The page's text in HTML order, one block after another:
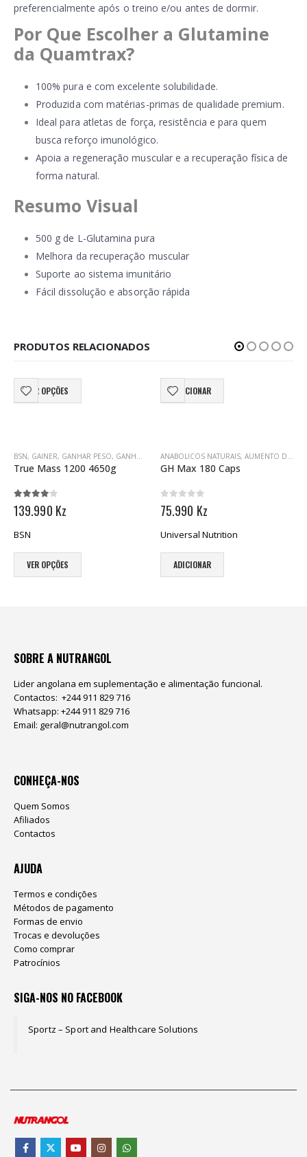
preferencialmente após o treino e/ou antes de dormir.
Por Que Escolher a Glutamine
da Quamtrax?
100% pura e com excelente solubilidade.
Produzida com matérias-primas de qualidade premium.
Ideal para atletas de força, resistência e para quem
busca reforço imunológico.
Apoia a regeneração muscular e a recuperação física de
forma natural.
Resumo Visual
500 g de L-Glutamina pura
Melhora da recuperação muscular
Suporte ao sistema imunitário
Fácil dissolução e absorção rápida
PRODUTOS RELACIONADOS
VER OPÇÕES
This product has multiple variants. The options may be chosen on the product page
BSN, GAINER, GANHAR PESO, GANHO DE MASSA / GAINERS ,NUTRIÇÃO DESPORTIVA
True Mass 1200 4650g
4.00out of 5
139.990 Kz
BSN
VER OPÇÕES
This product has multiple variants. The options may be chosen on the product page
ADICIONAR
ANABOLICOS NATURAIS, AUMENTO DO HORMONIO DO CRESCIMENTO
GH Max 180 Caps
0out of 5
75.990 Kz
Universal Nutrition
ADICIONAR
SOBRE A NUTRANGOL
Lider angolana em suplementação e alimentação funcional.
Contactos: +244 911 829 716
Whatsapp: +244 911 829 716
Email: geral@nutrangol.com
CONHEÇA-NOS
Quem Somos
Afiliados
Contactos
AJUDA
Termos e condições
Métodos de pagamento
Formas de envio
Trocas e devoluções
Como comprar
Patrocínios
SIGA-NOS NO FACEBOOK
Sportz – Sport and Healthcare Solutions